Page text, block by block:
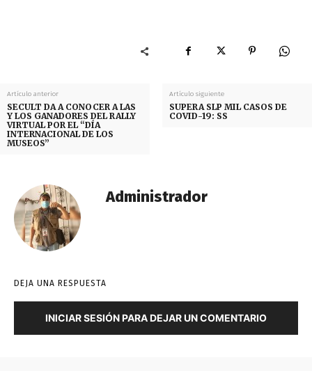
Artículo anterior
SECULT DA A CONOCER A LAS
Y LOS GANADORES DEL RALLY
VIRTUAL POR EL “DÍA
INTERNACIONAL DE LOS
MUSEOS”
Artículo siguiente
SUPERA SLP MIL CASOS DE
COVID-19: SS
Administrador
DEJA UNA RESPUESTA
INICIAR SESIÓN PARA DEJAR UN COMENTARIO